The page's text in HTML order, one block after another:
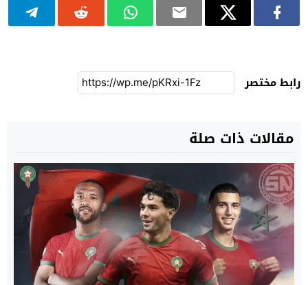
رابط مختصر
مقالات ذات صلة